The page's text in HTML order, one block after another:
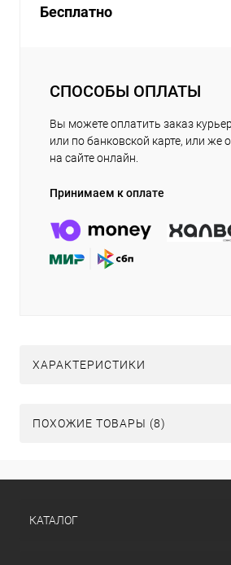
Бесплатно
СПОСОБЫ ОПЛАТЫ
Вы можете оплатить заказ
или по банковской карте, или же
на сайте онлайн.
Принимаем к оплате
ХАРАКТЕРИСТИКИ
ПОХОЖИЕ ТОВАРЫ (8)
КАТАЛОГ